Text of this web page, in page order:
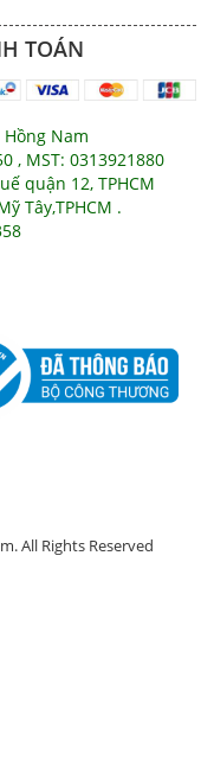
TOÁN
Nam
, MST: 0313921880
quận 12, TPHCM
Tây,TPHCM .
All Rights Reserved